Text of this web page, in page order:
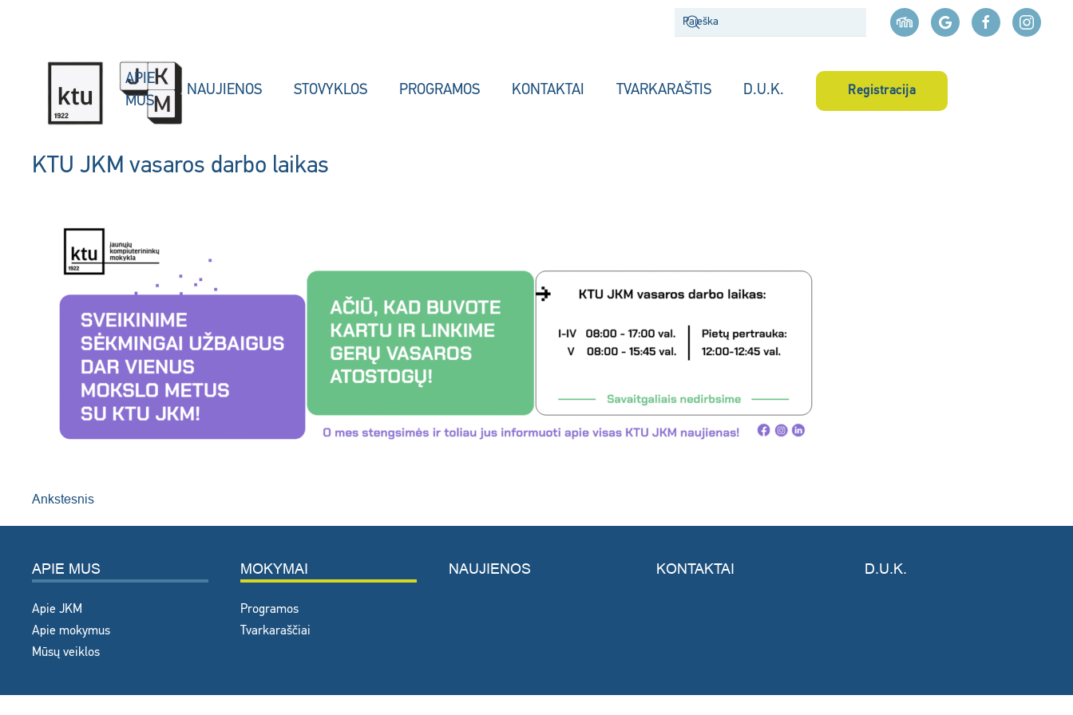
APIE
MUS
NAUJIENOS STOVYKLOS PROGRAMOS KONTAKTAI TVARKARAŠTIS D.U.K. Registracija
KTU JKM vasaros darbo laikas
Ankstesnis
APIE MUS
Apie JKM
Apie mokymus
Mūsų veiklos
MOKYMAI
Programos
Tvarkaraščiai
NAUJIENOS KONTAKTAI D.U.K.